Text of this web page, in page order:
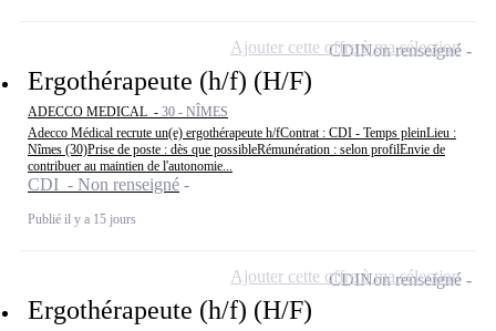
Ergothérapeute (h/f) (H/F)
ADECCO MEDICAL - 30 - NÎMES
Adecco Médical recrute un(e) ergothérapeute h/fContrat : CDI - Temps pleinLieu :
Nîmes (30)Prise de poste : dès que possibleRémunération : selon profilEnvie de
contribuer au maintien de l'autonomie...
CDI - Non renseigné
Publié il y a 15 jours
CDINon renseigné
Ajouter cette offre à ma sélection
Ergothérapeute (h/f) (H/F)
CDINon renseigné
Ajouter cette offre à ma sélection